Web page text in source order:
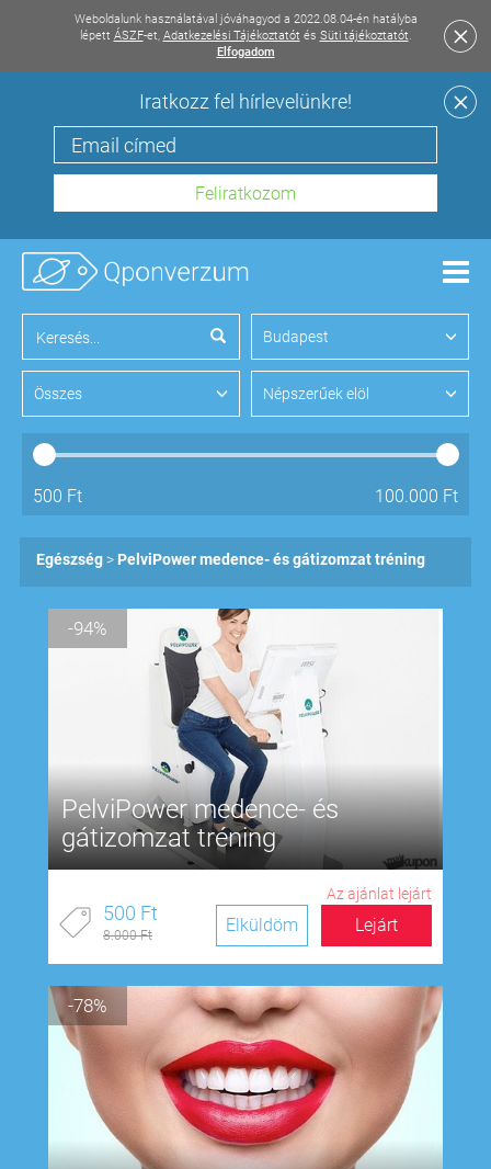
Weboldalunk használatával jóváhagyod a 2022.08.04-én hatályba
lépett ÁSZF-et, Adatkezelési Tájékoztatót és Süti tájékoztatót.
Elfogadom
Iratkozz fel hírlevelünkre!
Budapest
Összes Népszerűek elöl
500 Ft 100.000 Ft
Egészség PelviPower medence- és gátizomzat tréning
-94%
PelviPower medence- és
gátizomzat tréning
Az ajánlat lejárt
500 Ft
8.000 Ft Lejárt
Elküldöm
-78%